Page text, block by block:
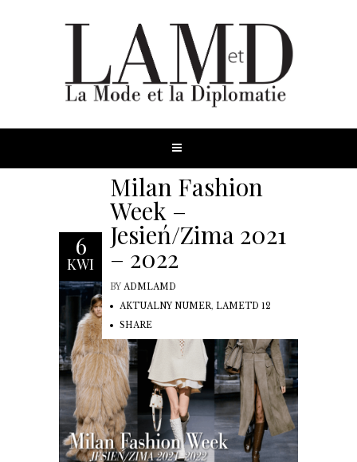
6
KWI
Milan Fashion
Week –
Jesień/Zima 2021
– 2022
BY ADMLAMD
AKTUALNY NUMER, LAMETD 12
SHARE